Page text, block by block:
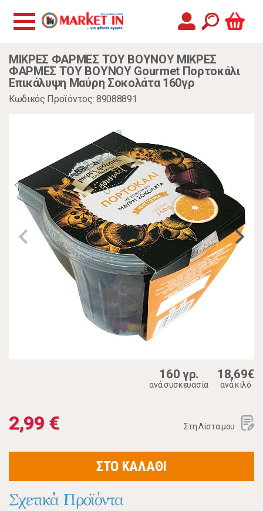
ΜΙΚΡΕΣ ΦΑΡΜΕΣ ΤΟΥ ΒΟΥΝΟΥ ΜΙΚΡΕΣ
ΦΑΡΜΕΣ ΤΟΥ ΒΟΥΝΟΥ Gourmet Πορτοκάλι
Επικάλυψη Μαύρη Σοκολάτα 160γρ
Κωδικός Προϊόντος: 89088891
160 γρ.
ανά συσκευασία
18,69€
ανά κιλό
2,99 € Στη Λίστα μου
ΣΤΟ ΚΑΛΑΘΙ
Σχετικά Προϊόντα